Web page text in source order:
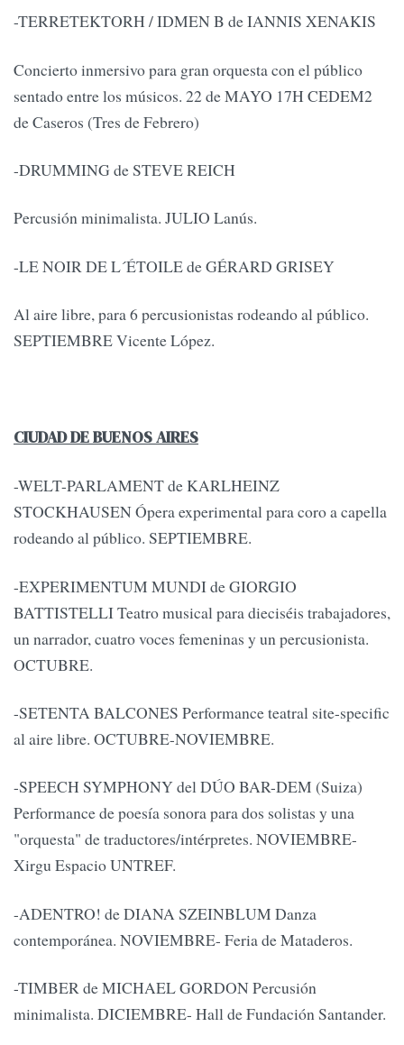
-TERRETEKTORH / IDMEN B de IANNIS XENAKIS
Concierto inmersivo para gran orquesta con el público
sentado entre los músicos. 22 de MAYO 17H CEDEM2
de Caseros (Tres de Febrero)
-DRUMMING de STEVE REICH
Percusión minimalista. JULIO Lanús.
-LE NOIR DE L´ÉTOILE de GÉRARD GRISEY
Al aire libre, para 6 percusionistas rodeando al público.
SEPTIEMBRE Vicente López.
CIUDAD DE BUENOS AIRES
-WELT-PARLAMENT de KARLHEINZ
STOCKHAUSEN Ópera experimental para coro a capella
rodeando al público. SEPTIEMBRE.
-EXPERIMENTUM MUNDI de GIORGIO
BATTISTELLI Teatro musical para dieciséis trabajadores,
un narrador, cuatro voces femeninas y un percusionista.
OCTUBRE.
-SETENTA BALCONES Performance teatral site-specific
al aire libre. OCTUBRE-NOVIEMBRE.
-SPEECH SYMPHONY del DÚO BAR-DEM (Suiza)
Performance de poesía sonora para dos solistas y una
"orquesta" de traductores/intérpretes. NOVIEMBRE-
Xirgu Espacio UNTREF.
-ADENTRO! de DIANA SZEINBLUM Danza
contemporánea. NOVIEMBRE- Feria de Mataderos.
-TIMBER de MICHAEL GORDON Percusión
minimalista. DICIEMBRE- Hall de Fundación Santander.